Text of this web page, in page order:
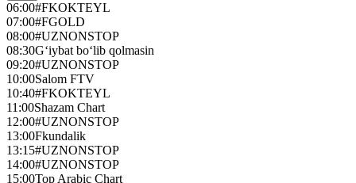
06:00#FKOKTEYL
07:00#FGOLD
08:00#UZNONSTOP
08:30G‘iybat bo‘lib qolmasin
09:20#UZNONSTOP
10:00Salom FTV
10:40#FKOKTEYL
11:00Shazam Chart
12:00#UZNONSTOP
13:00Fkundalik
13:15#UZNONSTOP
14:00#UZNONSTOP
15:00Top Arabic Chart